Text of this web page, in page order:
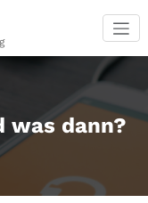
was dann?